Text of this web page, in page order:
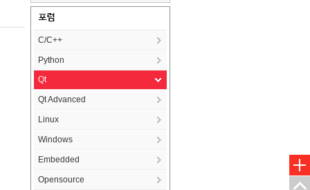
포럼
C/C++
Python
Qt
Qt Advanced
Linux
Windows
Embedded
Opensource